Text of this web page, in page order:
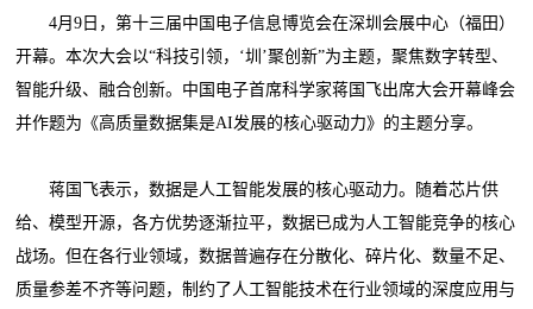
4月9日，第十三届中国电子信息博览会在深圳会展中心（福田）
开幕。本次大会以“科技引领，‘圳’聚创新”为主题，聚焦数字转型、
智能升级、融合创新。中国电子首席科学家蒋国飞出席大会开幕峰会
并作题为《高质量数据集是AI发展的核心驱动力》的主题分享。
蒋国飞表示，数据是人工智能发展的核心驱动力。随着芯片供
给、模型开源，各方优势逐渐拉平，数据已成为人工智能竞争的核心
战场。但在各行业领域，数据普遍存在分散化、碎片化、数量不足、
质量参差不齐等问题，制约了人工智能技术在行业领域的深度应用与